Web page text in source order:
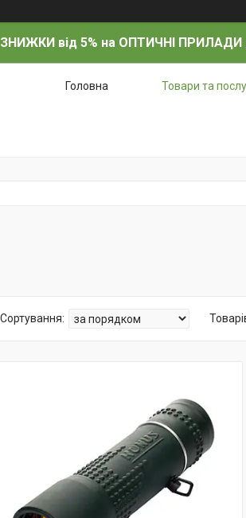
ЗНИЖКИ від 5% на ОПТИЧНІ ПРИЛАДИ
Головна Товари та